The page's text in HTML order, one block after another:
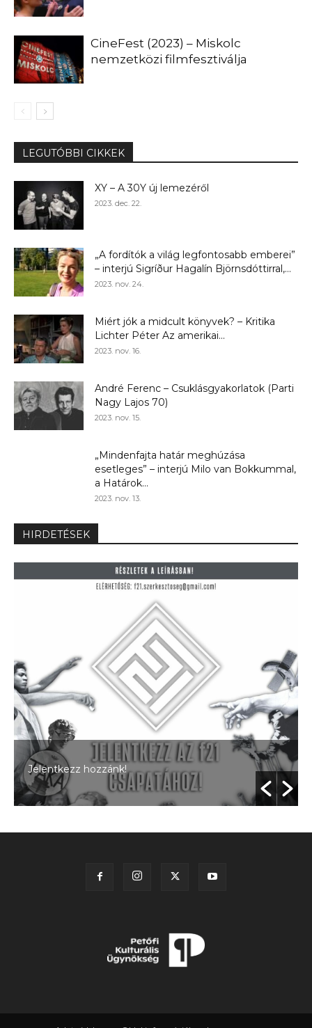
CineFest (2023) – Miskolc
nemzetközi filmfesztiválja
LEGUTÓBBI CIKKEK
XY – A 30Y új lemezéről
2023. dec. 22.
„A fordítók a világ legfontosabb emberei”
– interjú Sigríður Hagalín Björnsdóttirral,...
2023. nov. 24.
Miért jók a midcult könyvek? – Kritika
Lichter Péter Az amerikai...
2023. nov. 16.
André Ferenc – Csuklásgyakorlatok (Parti
Nagy Lajos 70)
2023. nov. 15.
„Mindenfajta határ meghúzása
esetleges” – interjú Milo van Bokkummal,
a Határok...
2023. nov. 13.
HIRDETÉSEK
Jelentkezz hozzánk!